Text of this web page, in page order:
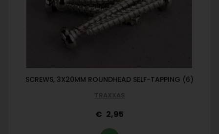
SCREWS, 3X20MM ROUNDHEAD SELF-TAPPING (6)
TRAXXAS
2,95